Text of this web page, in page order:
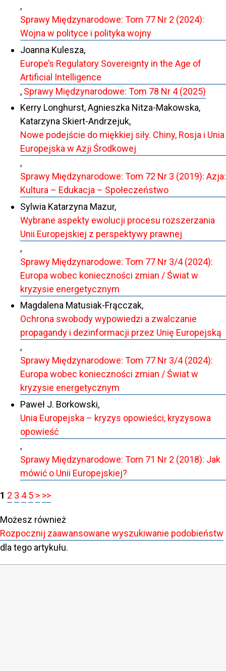
,
Sprawy Międzynarodowe: Tom 77 Nr 2 (2024):
Wojna w polityce i polityka wojny
Joanna Kulesza,
Europe’s Regulatory Sovereignty in the Age of
Artificial Intelligence
, Sprawy Międzynarodowe: Tom 78 Nr 4 (2025)
Kerry Longhurst, Agnieszka Nitza-Makowska,
Katarzyna Skiert-Andrzejuk,
Nowe podejście do miękkiej siły. Chiny, Rosja i Unia
Europejska w Azji Środkowej
,
Sprawy Międzynarodowe: Tom 72 Nr 3 (2019): Azja:
Kultura – Edukacja – Społeczeństwo
Sylwia Katarzyna Mazur,
Wybrane aspekty ewolucji procesu rozszerzania
Unii Europejskiej z perspektywy prawnej
,
Sprawy Międzynarodowe: Tom 77 Nr 3/4 (2024):
Europa wobec konieczności zmian / Świat w
kryzysie energetycznym
Magdalena Matusiak-Frącczak,
Ochrona swobody wypowiedzi a zwalczanie
propagandy i dezinformacji przez Unię Europejską
,
Sprawy Międzynarodowe: Tom 77 Nr 3/4 (2024):
Europa wobec konieczności zmian / Świat w
kryzysie energetycznym
Paweł J. Borkowski,
Unia Europejska – kryzys opowieści, kryzysowa
opowieść
,
Sprawy Międzynarodowe: Tom 71 Nr 2 (2018): Jak
mówić o Unii Europejskiej?
1 2 3 4 5 > >>
Możesz również
Rozpocznij zaawansowane wyszukiwanie podobieństw
dla tego artykułu.